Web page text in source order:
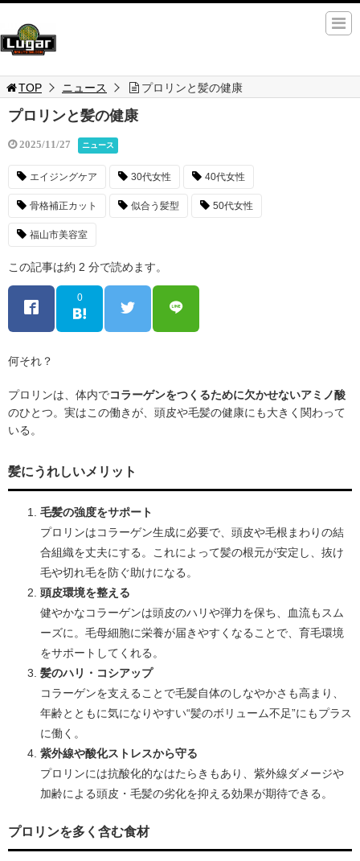
TOP ニュース プロリンと髪の健康
プロリンと髪の健康
2025/11/27 ニュース
エイジングケア 30代女性 40代女性
骨格補正カット 似合う髪型 50代女性
福山市美容室
この記事は約 2 分で読めます。
0
何それ？
プロリンは、体内でコラーゲンをつくるために欠かせないアミノ酸
のひとつ。実はこの働きが、頭皮や毛髪の健康にも大きく関わって
いる。
髪にうれしいメリット
毛髪の強度をサポート
プロリンはコラーゲン生成に必要で、頭皮や毛根まわりの結
合組織を丈夫にする。これによって髪の根元が安定し、抜け
毛や切れ毛を防ぐ助けになる。
頭皮環境を整える
健やかなコラーゲンは頭皮のハリや弾力を保ち、血流もスム
ーズに。毛母細胞に栄養が届きやすくなることで、育毛環境
をサポートしてくれる。
髪のハリ・コシアップ
コラーゲンを支えることで毛髪自体のしなやかさも高まり、
年齢とともに気になりやすい“髪のボリューム不足”にもプラス
に働く。
紫外線や酸化ストレスから守る
プロリンには抗酸化的なはたらきもあり、紫外線ダメージや
加齢による頭皮・毛髪の劣化を抑える効果が期待できる。
プロリンを多く含む食材